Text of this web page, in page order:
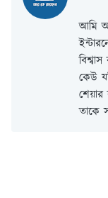
আমি
কেউ
তাকে